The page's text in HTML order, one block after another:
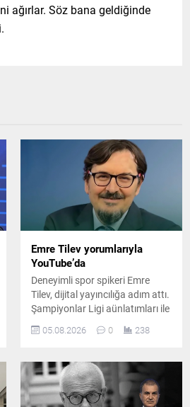
ağırlar. Söz bana geldiğinde
Emre Tilev yorumlarıyla
YouTube’da
Deneyimli spor spikeri Emre
Tilev, dijital yayıncılığa adım attı.
Şampiyonlar Ligi aünlatımları ile
kurduğu YouTube kanalında her
değerlendirecek.
05.08.2026 0 238